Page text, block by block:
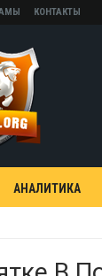
КОНТАКТЫ
АНАЛИТИКА